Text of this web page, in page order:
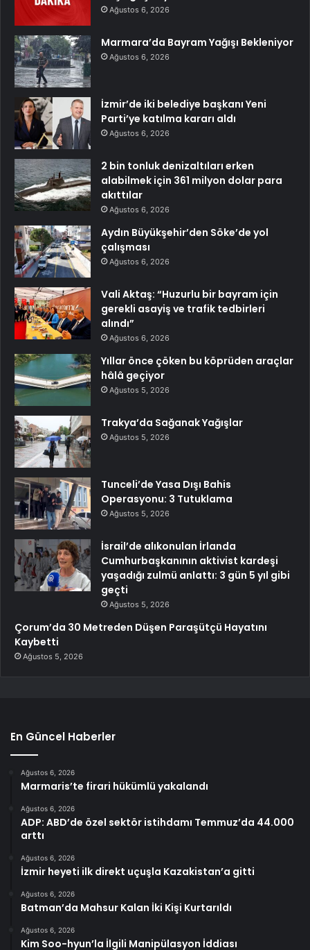
Ağustos 6, 2026
Marmara’da Bayram Yağışı Bekleniyor
Ağustos 6, 2026
İzmir’de iki belediye başkanı Yeni
Parti’ye katılma kararı aldı
Ağustos 6, 2026
2 bin tonluk denizaltıları erken
alabilmek için 361 milyon dolar para
akıttılar
Ağustos 6, 2026
Aydın Büyükşehir’den Söke’de yol
çalışması
Ağustos 6, 2026
Vali Aktaş: “Huzurlu bir bayram için
gerekli asayiş ve trafik tedbirleri
alındı”
Ağustos 6, 2026
Yıllar önce çöken bu köprüden araçlar
hâlâ geçiyor
Ağustos 5, 2026
Trakya’da Sağanak Yağışlar
Ağustos 5, 2026
Tunceli’de Yasa Dışı Bahis
Operasyonu: 3 Tutuklama
Ağustos 5, 2026
İsrail’de alıkonulan İrlanda
Cumhurbaşkanının aktivist kardeşi
yaşadığı zulmü anlattı: 3 gün 5 yıl gibi
geçti
Ağustos 5, 2026
Çorum’da 30 Metreden Düşen Paraşütçü Hayatını
Kaybetti
Ağustos 5, 2026
En Güncel Haberler
Ağustos 6, 2026
Marmaris’te firari hükümlü yakalandı
Ağustos 6, 2026
ADP: ABD’de özel sektör istihdamı Temmuz’da 44.000
arttı
Ağustos 6, 2026
İzmir heyeti ilk direkt uçuşla Kazakistan’a gitti
Ağustos 6, 2026
Batman’da Mahsur Kalan İki Kişi Kurtarıldı
Ağustos 6, 2026
Kim Soo-hyun’la İlgili Manipülasyon İddiası